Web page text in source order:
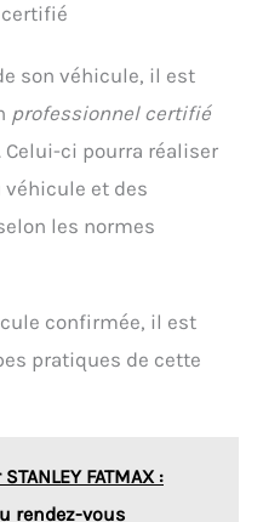
son véhicule, il est
professionnel certifié
ci pourra réaliser
et des
les normes
confirmée, il est
pratiques de cette
FATMAX :
rendez-vous